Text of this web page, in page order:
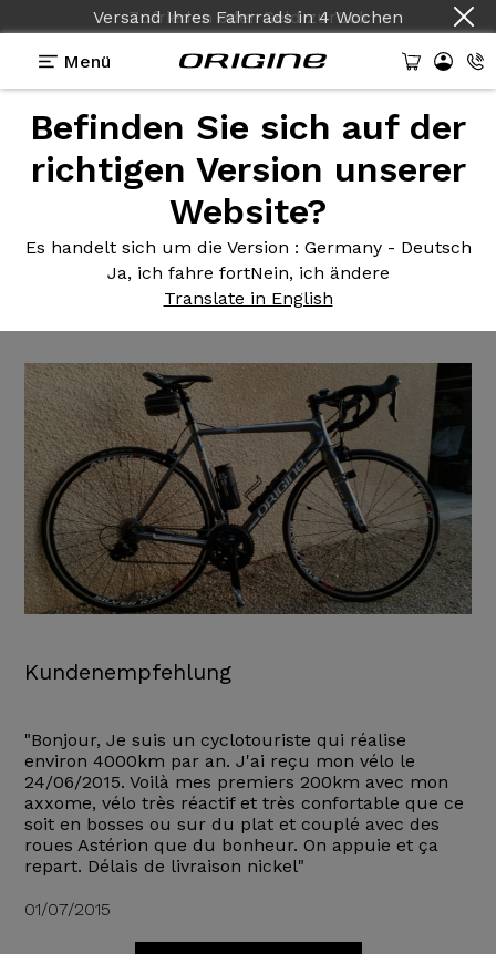
Versand Ihres Fahrradsin4 Wochen
Menü
Befinden Sie sich auf der
richtigen Version unserer
Website?
Es handelt sich um die Version : Germany - Deutsch
Ja, ich fahre fortNein, ich ändere
Translate in English
Erfahrungsberichte >Velo de course Origine
course Origine
Axxome Shimano 105 roues
Asterion
Kundenempfehlung
"Bonjour, Je suis un cyclotouriste qui réalise
environ 4000km par an. J'ai reçu mon vélo le
24/06/2015. Voilà mes premiers 200km avec mon
axxome, vélo très réactif et très confortable que ce
soit en bosses ou sur du plat et couplé avec des
roues Astérion que du bonheur. On appuie et ça
repart. Délais de livraison nickel"
01/07/2015